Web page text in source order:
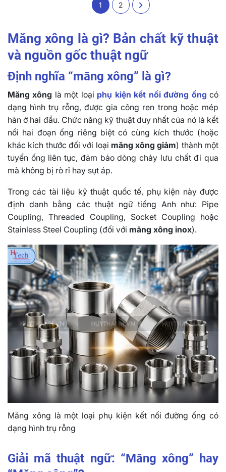
1 2
Măng xông là gì? Bản chất kỹ thuật
và nguồn gốc thuật ngữ
Định nghĩa “măng xông” là gì?
Măng xông là một loại phụ kiện kết nối đường ống có
dạng hình trụ rỗng, được gia công ren trong hoặc mép
hàn ở hai đầu. Chức năng kỹ thuật duy nhất của nó là kết
nối hai đoạn ống riêng biệt có cùng kích thước (hoặc
khác kích thước đối với loại măng xông giảm) thành một
tuyến ống liên tục, đảm bảo dòng chảy lưu chất đi qua
mà không bị rò rỉ hay sụt áp.
Trong các tài liệu kỹ thuật quốc tế, phụ kiện này được
định danh bằng các thuật ngữ tiếng Anh như: Pipe
Coupling, Threaded Coupling, Socket Coupling hoặc
Stainless Steel Coupling (đối với măng xông inox).
Măng xông là một loại phụ kiện kết nối đường ống có
dạng hình trụ rỗng
Giải mã thuật ngữ: “Măng xông” hay